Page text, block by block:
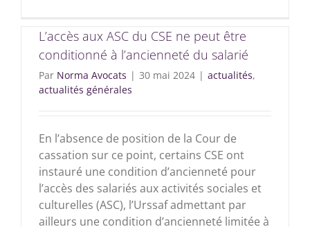
L’accès aux ASC du CSE ne peut être
conditionné à l’ancienneté du salarié
Par Norma Avocats | 30 mai 2024 | actualités,
actualités générales
En l’absence de position de la Cour de
cassation sur ce point, certains CSE ont
instauré une condition d’ancienneté pour
l’accès des salariés aux activités sociales et
culturelles (ASC), l’Urssaf admettant par
ailleurs une condition d’ancienneté limitée à